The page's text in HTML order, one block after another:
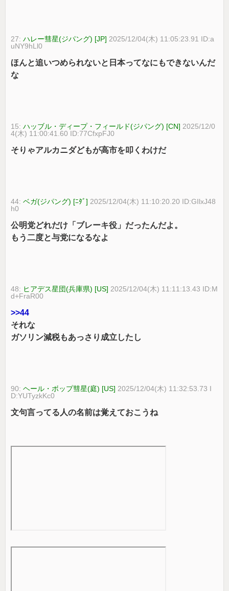
27:ハレー彗星(ジパング) [JP] 2025/12/04(木) 11:05:23.91 ID:a
uNY9hLl0
ほんと追いつめられないと日本ってなにもできないんだ
な
15:ハッブル・ディープ・フィールド(ジパング) [CN] 2025/12/0
4(木) 11:00:41.60 ID:77CfxpFJ0
そりゃアルカニダどもが高市を叩くわけだ
44:ベガ(ジパング) [ﾆﾀﾞ] 2025/12/04(木) 11:10:20.20 ID:GIlxJ48
h0
公明党どれだけ「ブレーキ役」だったんだよ。
もう二度と与党になるなよ
48: ヒアデス星団(兵庫県) [US] 2025/12/04(木) 11:11:13.43 ID:M
d+FraR00
>>44
それな
ガソリン減税もあっさり成立したし
90:ヘール・ボップ彗星(庭) [US] 2025/12/04(木) 11:32:53.73 I
D:YUTyzkKc0
文句言ってる人の名前は覚えておこうね